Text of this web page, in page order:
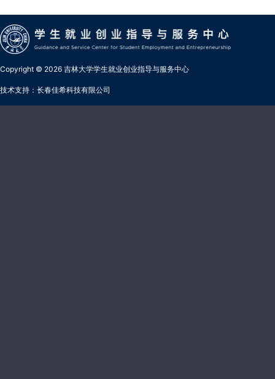
Copyright © 2026 吉林大学学生就业创业指导与服务中心
技术支持：长春佳希科技有限公司